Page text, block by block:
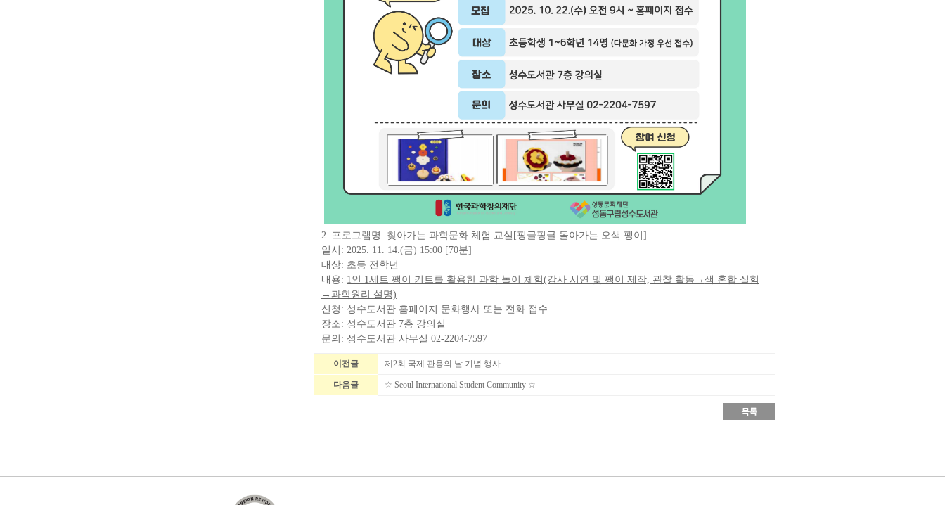
2. 프로그램명: 찾아가는 과학문화 체험 교실[핑글핑글 돌아가는 오색 팽이]
일시: 2025. 11. 14.(금) 15:00 [70분]
대상: 초등 전학년
내용: 1인 1세트 팽이 키트를 활용한 과학 놀이 체험(강사 시연 및 팽이 제작, 관찰 활동 → 색 혼합 실험
→ 과학원리 설명)
신청: 성수도서관 홈페이지 문화행사 또는 전화 접수
장소: 성수도서관 7층 강의실
문의: 성수도서관 사무실 02-2204-7597
이전글 제2회 국제 관용의 날 기념 행사
다음글 ☆ Seoul International Student Community ☆